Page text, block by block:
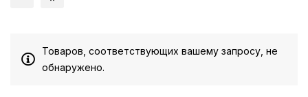
Товаров, соответствующих вашему запросу, не
обнаружено.